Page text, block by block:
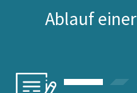
Ablauf einer